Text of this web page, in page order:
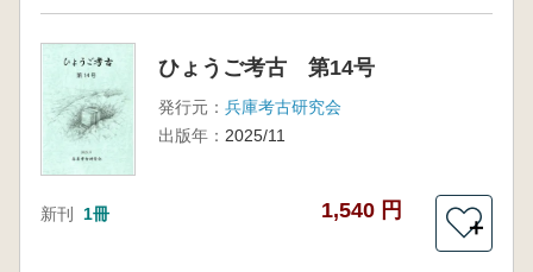
ひょうご考古 第14号
発行元： 兵庫考古研究会
出版年： 2025/11
新刊 1冊 1,540 円
＋